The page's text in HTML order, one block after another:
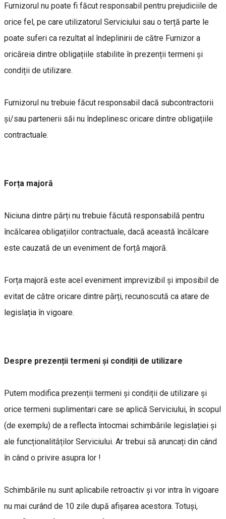
Furnizorul nu poate fi făcut responsabil pentru prejudiciile de
orice fel, pe care utilizatorul Serviciului sau o terță parte le
poate suferi ca rezultat al îndeplinirii de către Furnizor a
oricăreia dintre obligațiile stabilite în prezenții termeni și
condiții de utilizare.
Furnizorul nu trebuie făcut responsabil dacă subcontractorii
și/sau partenerii săi nu îndeplinesc oricare dintre obligațiile
contractuale.
Forța majoră
Niciuna dintre părți nu trebuie făcută responsabilă pentru
încălcarea obligațiilor contractuale, dacă această încălcare
este cauzată de un eveniment de forță majoră.
Forța majoră este acel eveniment imprevizibil și imposibil de
evitat de către oricare dintre părți, recunoscută ca atare de
legislația în vigoare.
Despre prezenții termeni și condiții de utilizare
Putem modifica prezenții termeni și condiții de utilizare și
orice termeni suplimentari care se aplică Serviciului, în scopul
(de exemplu) de a reflecta întocmai schimbările legislației și
ale funcționalităților Serviciului. Ar trebui să aruncați din când
în când o privire asupra lor !
Schimbările nu sunt aplicabile retroactiv și vor intra în vigoare
nu mai curând de 10 zile după afișarea acestora. Totuși,